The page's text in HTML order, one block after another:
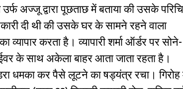
अज्जू द्वारा पूछताछ में बताया की उसके
दी थी की उसके घर के सामने रहने वाला
व्यापार करता है। व्यापारी शर्मा ऑर्डर पर सोने-
के साथ अकेला बाहर आता जाता रहता है।
धमका कर पैसे लूटने का षड्यंत्र रचा।